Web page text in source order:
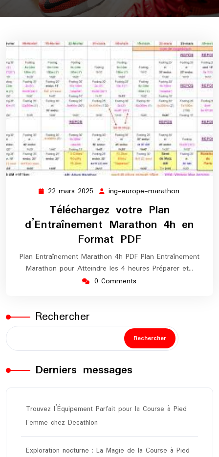
22 mars 2025 22
2025
ing-europe-marathon
Téléchargez votre Plan
d’Entraînement Marathon 4h en
Format PDF
Plan Entraînement Marathon 4h PDF Plan Entraînement
Marathon pour Atteindre les 4 heures Préparer et…
0 Comments
Rechercher
Rechercher
Derniers messages
Trouvez l’Équipement Parfait pour la Course à Pied
Femme chez Decathlon
Exploration nocturne : La Magie de la Course à Pied